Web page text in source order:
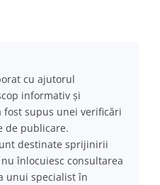
cu ajutorul
informativ și
supus unei verificări
de publicare.
destinate sprijinirii
înlocuiesc consultarea
unui specialist în